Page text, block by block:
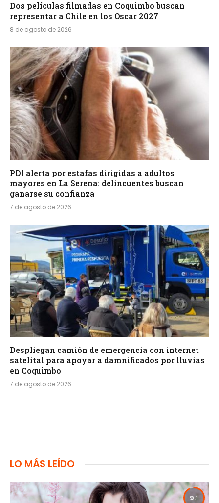
Dos películas filmadas en Coquimbo buscan
representar a Chile en los Oscar 2027
8 de agosto de 2026
PDI alerta por estafas dirigidas a adultos
mayores en La Serena: delincuentes buscan
ganarse su confianza
7 de agosto de 2026
Despliegan camión de emergencia con internet
satelital para apoyar a damnificados por lluvias
en Coquimbo
7 de agosto de 2026
LO MÁS LEÍDO
9.1